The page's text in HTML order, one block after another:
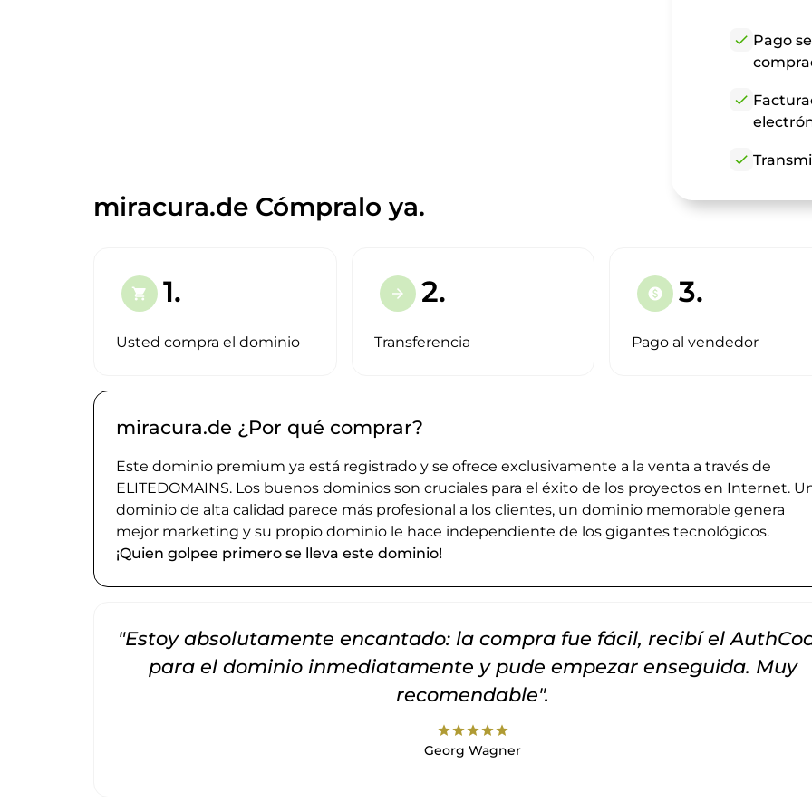
check Pago
check
check
miracura.de Cómpralo ya.
shopping_cart 1.
Usted compra el dominio
arrow_forward 2.
Transferencia
paid 3.
Pago al vendedor
miracura.de ¿Por qué comprar?
Este dominio premium ya está registrado y se ofrece exclusivamente a la venta a través de
ELITEDOMAINS. Los buenos dominios son cruciales para el éxito de los proyectos en Internet.
dominio de alta calidad parece más profesional a los clientes, un dominio memorable genera
mejor marketing y su propio dominio le hace independiente de los gigantes tecnológicos.
¡Quien golpee primero se lleva este dominio!
"Estoy absolutamente encantado: la compra fue fácil, recibí el
para el dominio inmediatamente y pude empezar enseguida. Muy
recomendable".
starstarstarstarstar
Georg Wagner